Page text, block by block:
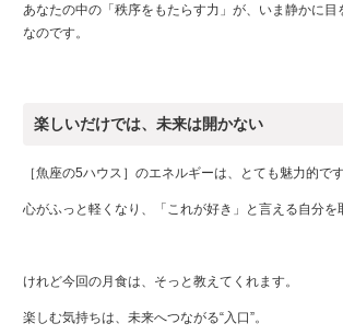
あなたの中の「秩序をもたらす力」が、いま静かに目
なのです。
楽しいだけでは、未来は開かない
［魚座の5ハウス］のエネルギーは、とても魅力的です
心がふっと軽くなり、「これが好き」と言える自分を
けれど今回の月食は、そっと教えてくれます。
楽しむ気持ちは、未来へつながる“入口”。